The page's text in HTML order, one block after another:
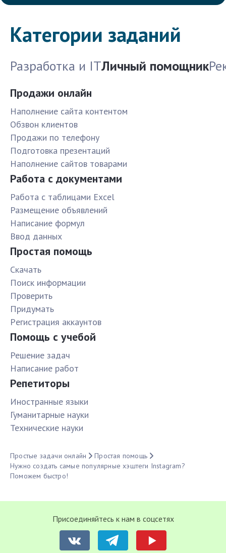
Категории заданий
Разработка и ITЛичный помощник
Продажи онлайн
Наполнение сайта контентом
Обзвон клиентов
Продажи по телефону
Подготовка презентаций
Наполнение сайтов товарами
Работа с документами
Работа с таблицами Excel
Размещение объявлений
Написание формул
Ввод данных
Простая помощь
Скачать
Поиск информации
Проверить
Придумать
Pегистрация аккаунтов
Помощь с учебой
Решение задач
Написание работ
Репетиторы
Иностранные языки
Гуманитарные науки
Технические науки
Простые задачи онлайн
Простая помощь
Нужно создать самые популярные хэштеги Instagram?
Поможем быстро!
Присоединяйтесь к нам в соцсетях